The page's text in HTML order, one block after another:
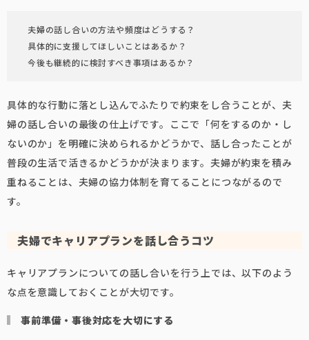
夫婦の話し合いの方法や頻度はどうする？
具体的に支援してほしいことはあるか？
今後も継続的に検討すべき事項はあるか？
具体的な行動に落とし込んでふたりで約束をし合うことが、夫
婦の話し合いの最後の仕上げです。ここで「何をするのか・し
ないのか」を明確に決められるかどうかで、話し合ったことが
普段の生活で活きるかどうかが決まります。夫婦が約束を積み
重ねることは、夫婦の協力体制を育てることにつながるので
す。
夫婦でキャリアプランを話し合うコツ
キャリアプランについての話し合いを行う上では、以下のよう
な点を意識しておくことが大切です。
事前準備・事後対応を大切にする